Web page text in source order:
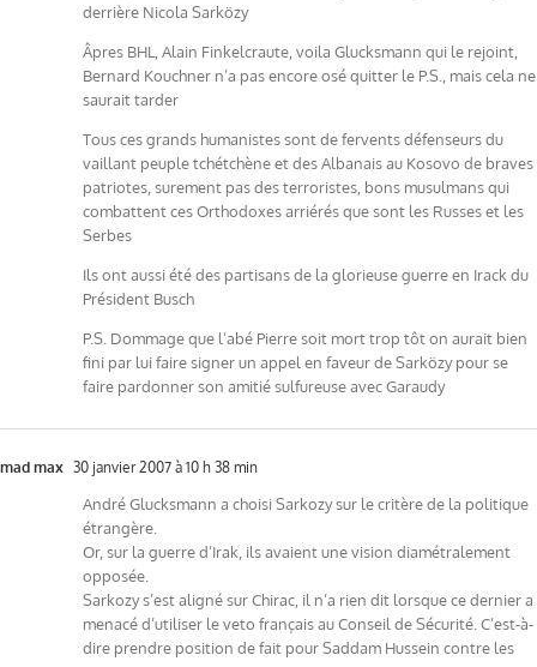
derrière Nicola Sarközy
Âpres BHL, Alain Finkelcraute, voila Glucksmann qui le rejoint,
Bernard Kouchner n’a pas encore osé quitter le P.S., mais cela ne
saurait tarder
Tous ces grands humanistes sont de fervents défenseurs du
vaillant peuple tchétchène et des Albanais au Kosovo de braves
patriotes, surement pas des terroristes, bons musulmans qui
combattent ces Orthodoxes arriérés que sont les Russes et les
Serbes
Ils ont aussi été des partisans de la glorieuse guerre en Irack du
Président Busch
P.S. Dommage que l’abé Pierre soit mort trop tôt on aurait bien
fini par lui faire signer un appel en faveur de Sarközy pour se
faire pardonner son amitié sulfureuse avec Garaudy
mad max 30 janvier 2007 à 10 h 38 min
André Glucksmann a choisi Sarkozy sur le critère de la politique
étrangère.
Or, sur la guerre d’Irak, ils avaient une vision diamétralement
opposée.
Sarkozy s’est aligné sur Chirac, il n’a rien dit lorsque ce dernier a
menacé d’utiliser le veto français au Conseil de Sécurité. C’est-à-
dire prendre position de fait pour Saddam Hussein contre les